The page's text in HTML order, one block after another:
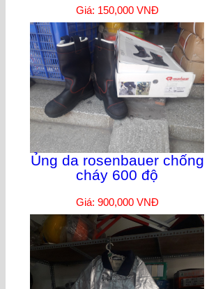
Giá: 150,000 VNĐ
Ủng da rosenbauer chống
cháy 600 độ
Giá: 900,000 VNĐ